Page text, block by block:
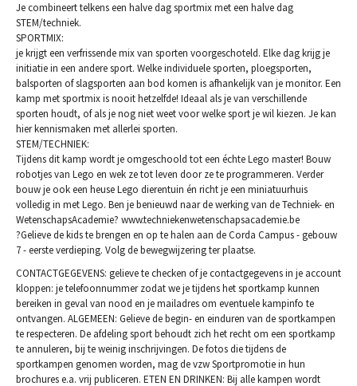
Je combineert telkens een halve dag sportmix met een halve dag
STEM/techniek.
SPORTMIX:
je krijgt een verfrissende mix van sporten voorgeschoteld. Elke dag krijg je
initiatie in een andere sport. Welke individuele sporten, ploegsporten,
balsporten of slagsporten aan bod komen is afhankelijk van je monitor. Een
kamp met sportmix is nooit hetzelfde! Ideaal als je van verschillende
sporten houdt, of als je nog niet weet voor welke sport je wil kiezen. Je kan
hier kennismaken met allerlei sporten.
STEM/TECHNIEK:
Tijdens dit kamp wordt je omgeschoold tot een échte Lego master! Bouw
robotjes van Lego en wek ze tot leven door ze te programmeren. Verder
bouw je ook een heuse Lego dierentuin én richt je een miniatuurhuis
volledig in met Lego. Ben je benieuwd naar de werking van de Techniek- en
WetenschapsAcademie? www.techniekenwetenschapsacademie.be
?Gelieve de kids te brengen en op te halen aan de Corda Campus - gebouw
7 - eerste verdieping. Volg de bewegwijzering ter plaatse.
CONTACTGEGEVENS: gelieve te checken of je contactgegevens in je account
kloppen: je telefoonnummer zodat we je tijdens het sportkamp kunnen
bereiken in geval van nood en je mailadres om eventuele kampinfo te
ontvangen. ALGEMEEN: Gelieve de begin- en einduren van de sportkampen
te respecteren. De afdeling sport behoudt zich het recht om een sportkamp
te annuleren, bij te weinig inschrijvingen. De fotos die tijdens de
sportkampen genomen worden, mag de vzw Sportpromotie in hun
brochures e.a. vrij publiceren. ETEN EN DRINKEN: Bij alle kampen wordt